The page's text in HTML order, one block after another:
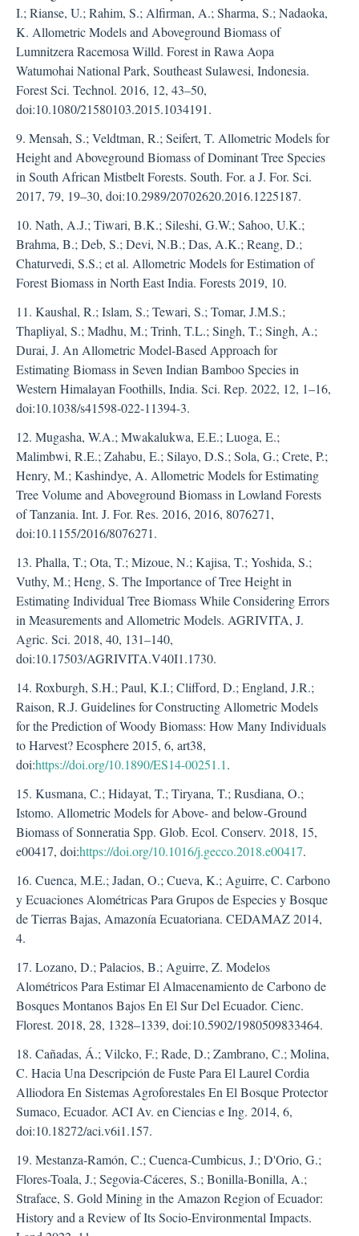
I.; Rianse, U.; Rahim, S.; Alfirman, A.; Sharma, S.; Nadaoka,
K. Allometric Models and Aboveground Biomass of
Lumnitzera Racemosa Willd. Forest in Rawa Aopa
Watumohai National Park, Southeast Sulawesi, Indonesia.
Forest Sci. Technol. 2016, 12, 43–50,
doi:10.1080/21580103.2015.1034191.
9. Mensah, S.; Veldtman, R.; Seifert, T. Allometric Models for
Height and Aboveground Biomass of Dominant Tree Species
in South African Mistbelt Forests. South. For. a J. For. Sci.
2017, 79, 19–30, doi:10.2989/20702620.2016.1225187.
10. Nath, A.J.; Tiwari, B.K.; Sileshi, G.W.; Sahoo, U.K.;
Brahma, B.; Deb, S.; Devi, N.B.; Das, A.K.; Reang, D.;
Chaturvedi, S.S.; et al. Allometric Models for Estimation of
Forest Biomass in North East India. Forests 2019, 10.
11. Kaushal, R.; Islam, S.; Tewari, S.; Tomar, J.M.S.;
Thapliyal, S.; Madhu, M.; Trinh, T.L.; Singh, T.; Singh, A.;
Durai, J. An Allometric Model-Based Approach for
Estimating Biomass in Seven Indian Bamboo Species in
Western Himalayan Foothills, India. Sci. Rep. 2022, 12, 1–16,
doi:10.1038/s41598-022-11394-3.
12. Mugasha, W.A.; Mwakalukwa, E.E.; Luoga, E.;
Malimbwi, R.E.; Zahabu, E.; Silayo, D.S.; Sola, G.; Crete, P.;
Henry, M.; Kashindye, A. Allometric Models for Estimating
Tree Volume and Aboveground Biomass in Lowland Forests
of Tanzania. Int. J. For. Res. 2016, 2016, 8076271,
doi:10.1155/2016/8076271.
13. Phalla, T.; Ota, T.; Mizoue, N.; Kajisa, T.; Yoshida, S.;
Vuthy, M.; Heng, S. The Importance of Tree Height in
Estimating Individual Tree Biomass While Considering Errors
in Measurements and Allometric Models. AGRIVITA, J.
Agric. Sci. 2018, 40, 131–140,
doi:10.17503/AGRIVITA.V40I1.1730.
14. Roxburgh, S.H.; Paul, K.I.; Clifford, D.; England, J.R.;
Raison, R.J. Guidelines for Constructing Allometric Models
for the Prediction of Woody Biomass: How Many Individuals
to Harvest? Ecosphere 2015, 6, art38,
doi:https://doi.org/10.1890/ES14-00251.1.
15. Kusmana, C.; Hidayat, T.; Tiryana, T.; Rusdiana, O.;
Istomo. Allometric Models for Above- and below-Ground
Biomass of Sonneratia Spp. Glob. Ecol. Conserv. 2018, 15,
e00417, doi:https://doi.org/10.1016/j.gecco.2018.e00417.
16. Cuenca, M.E.; Jadan, O.; Cueva, K.; Aguirre, C. Carbono
y Ecuaciones Alométricas Para Grupos de Especies y Bosque
de Tierras Bajas, Amazonía Ecuatoriana. CEDAMAZ 2014,
4.
17. Lozano, D.; Palacios, B.; Aguirre, Z. Modelos
Alométricos Para Estimar El Almacenamiento de Carbono de
Bosques Montanos Bajos En El Sur Del Ecuador. Cienc.
Florest. 2018, 28, 1328–1339, doi:10.5902/1980509833464.
18. Cañadas, Á.; Vilcko, F.; Rade, D.; Zambrano, C.; Molina,
C. Hacia Una Descripción de Fuste Para El Laurel Cordia
Alliodora En Sistemas Agroforestales En El Bosque Protector
Sumaco, Ecuador. ACI Av. en Ciencias e Ing. 2014, 6,
doi:10.18272/aci.v6i1.157.
19. Mestanza-Ramón, C.; Cuenca-Cumbicus, J.; D'Orio, G.;
Flores-Toala, J.; Segovia-Cáceres, S.; Bonilla-Bonilla, A.;
Straface, S. Gold Mining in the Amazon Region of Ecuador:
History and a Review of Its Socio-Environmental Impacts.